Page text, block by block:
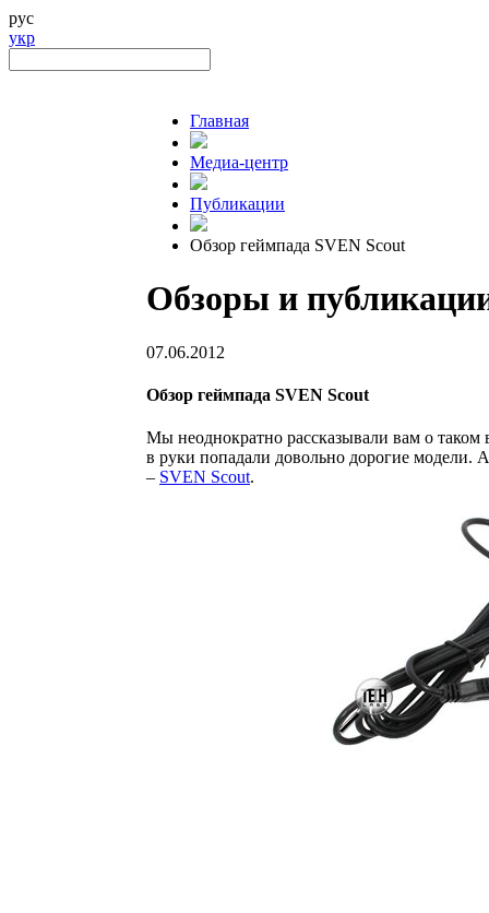
рус
укр
Главная
Медиа-центр
Публикации
Обзор геймпада SVEN Scout
Обзоры и
07.06.2012
Обзор геймпада SVEN Scout
Мы неоднократно рассказывали вам о
в руки попадали довольно дорогие модели.
– SVEN Scout.